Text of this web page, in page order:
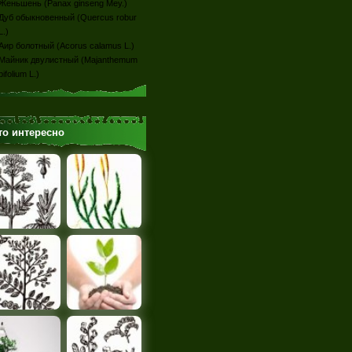
(Panax ginseng Меу.)
обыкновенный (Quercus robur
болотный (Acorus calamus L.)
двулистный (Majanthemum
L.)
интересно